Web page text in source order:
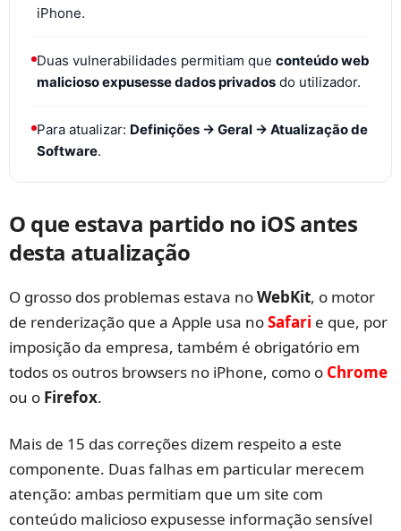
iPhone.
Duas vulnerabilidades permitiam que conteúdo web
malicioso expusesse dados privados do utilizador.
Para atualizar: Definições → Geral → Atualização de
Software.
O que estava partido no iOS antes
desta atualização
O grosso dos problemas estava noWebKit, o motor
de renderização que a Apple usa noSafari e que, por
imposição da empresa, também é obrigatório em
todos os outros browsers no iPhone, como o Chrome
ou o Firefox.
Mais de 15 das correções dizem respeito a este
componente. Duas falhas em particular merecem
atenção: ambas permitiam que um site com
conteúdo malicioso expusesse informação sensível